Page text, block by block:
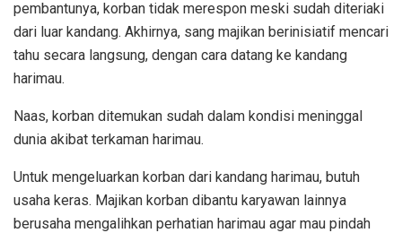
pembantunya, korban tidak merespon meski sudah diteriaki
dari luar kandang. Akhirnya, sang majikan berinisiatif mencari
tahu secara langsung, dengan cara datang ke kandang
harimau.
Naas, korban ditemukan sudah dalam kondisi meninggal
dunia akibat terkaman harimau.
Untuk mengeluarkan korban dari kandang harimau, butuh
usaha keras. Majikan korban dibantu karyawan lainnya
berusaha mengalihkan perhatian harimau agar mau pindah